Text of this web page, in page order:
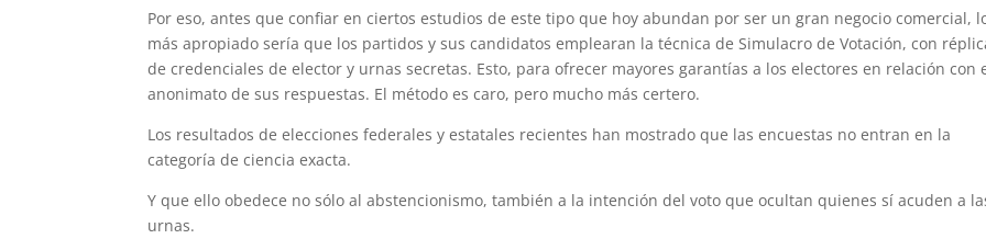
Por eso, antes que confiar en ciertos estudios de este tipo que hoy abundan por ser un gran negocio comercial,
más apropiado sería que los partidos y sus candidatos emplearan la técnica de Simulacro de Votación, con
de credenciales de elector y urnas secretas. Esto, para ofrecer mayores garantías a los electores en relación con
anonimato de sus respuestas. El método es caro, pero mucho más certero.
Los resultados de elecciones federales y estatales recientes han mostrado que las encuestas no entran en la
categoría de ciencia exacta.
Y que ello obedece no sólo al abstencionismo, también a la intención del voto que ocultan quienes sí acuden a
urnas.